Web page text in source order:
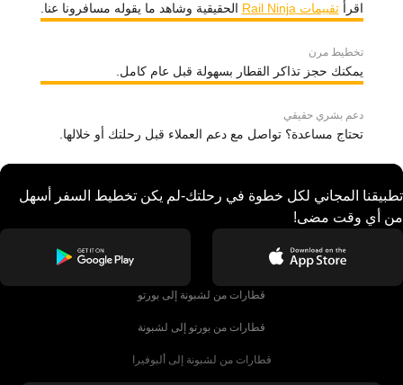
اقرأتقييمات Rail Ninja الحقيقية وشاهد ما يقوله مسافرونا عنا.
تخطيط مرن
يمكنك حجز تذاكر القطار بسهولة قبل عام كامل.
دعم بشري حقيقي
تحتاج مساعدة؟ تواصل مع دعم العملاء قبل رحلتك أو خلالها.
تطبيقنا المجاني لكل خطوة في رحلتك-لم يكن تخطيط السفر أسهل
من أي وقت مضى!
قطارات من لشبونة إلى بورتو
قطارات من بورتو إلى لشبونة
قطارات من لشبونة إلى ألبوفيرا